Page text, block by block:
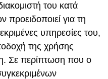
του κατά
προειδοποιεί για τη
υπηρεσίες του,
της χρήσης
Σε περίπτωση που ο